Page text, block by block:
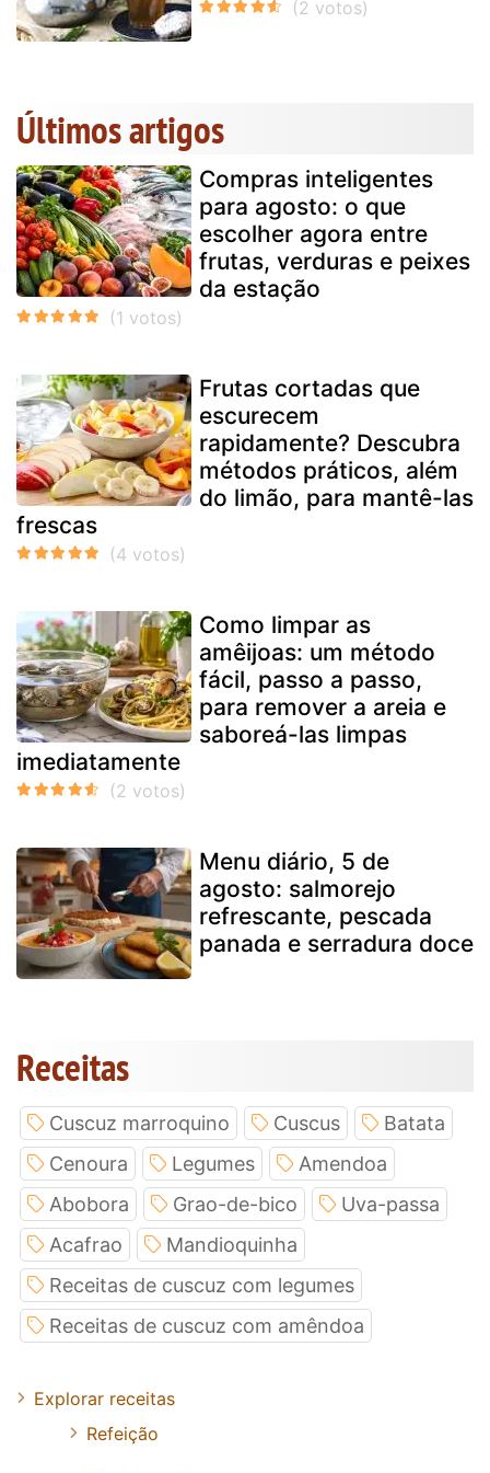
Últimos artigos
Compras inteligentes
para agosto: o que
escolher agora entre
frutas, verduras e peixes
da estação
Frutas cortadas que
escurecem
rapidamente? Descubra
métodos práticos, além
do limão, para mantê-las
frescas
Como limpar as
amêijoas: um método
fácil, passo a passo,
para remover a areia e
saboreá-las limpas
imediatamente
Menu diário, 5 de
agosto: salmorejo
refrescante, pescada
panada e serradura doce
Receitas
Cuscuz marroquino Cuscus
Batata
Cenoura
Legumes
Amendoa
Abobora
Grao-de-bico
Uva-passa
Acafrao
Mandioquinha
Receitas de cuscuz com legumes
Receitas de cuscuz com amêndoa
Explorar receitas
Refeição